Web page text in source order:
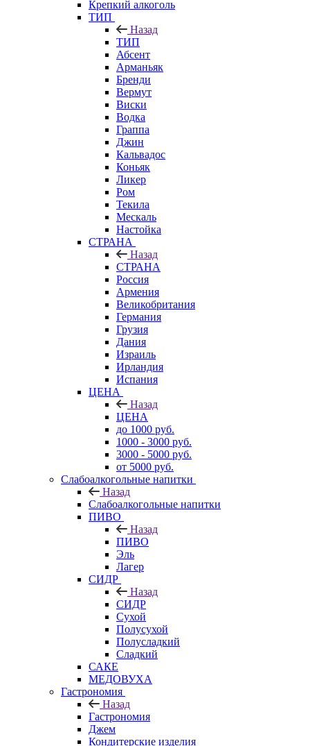
Крепкий алкоголь
ТИП
Назад
ТИП
Абсент
Арманьяк
Бренди
Вермут
Виски
Водка
Граппа
Джин
Кальвадос
Коньяк
Ликер
Ром
Текила
Мескаль
Настойка
СТРАНА
Назад
СТРАНА
Россия
Армения
Великобритания
Германия
Грузия
Дания
Израиль
Ирландия
Испания
ЦЕНА
Назад
ЦЕНА
до 1000 руб.
1000 - 3000 руб.
3000 - 5000 руб.
от 5000 руб.
Слабоалкогольные напитки
Назад
Слабоалкогольные напитки
ПИВО
Назад
ПИВО
Эль
Лагер
СИДР
Назад
СИДР
Сухой
Полусухой
Полусладкий
Сладкий
САКЕ
МЕДОВУХА
Гастрономия
Назад
Гастрономия
Джем
Кондитерские изделия